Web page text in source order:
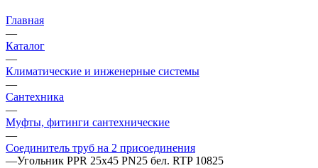
Главная
—
Каталог
—
Климатические и инженерные системы
—
Сантехника
—
Муфты, фитинги сантехнические
—
Соединитель труб на 2 присоединения
—Угольник PPR 25х45 PN25 бел. RTP 10825